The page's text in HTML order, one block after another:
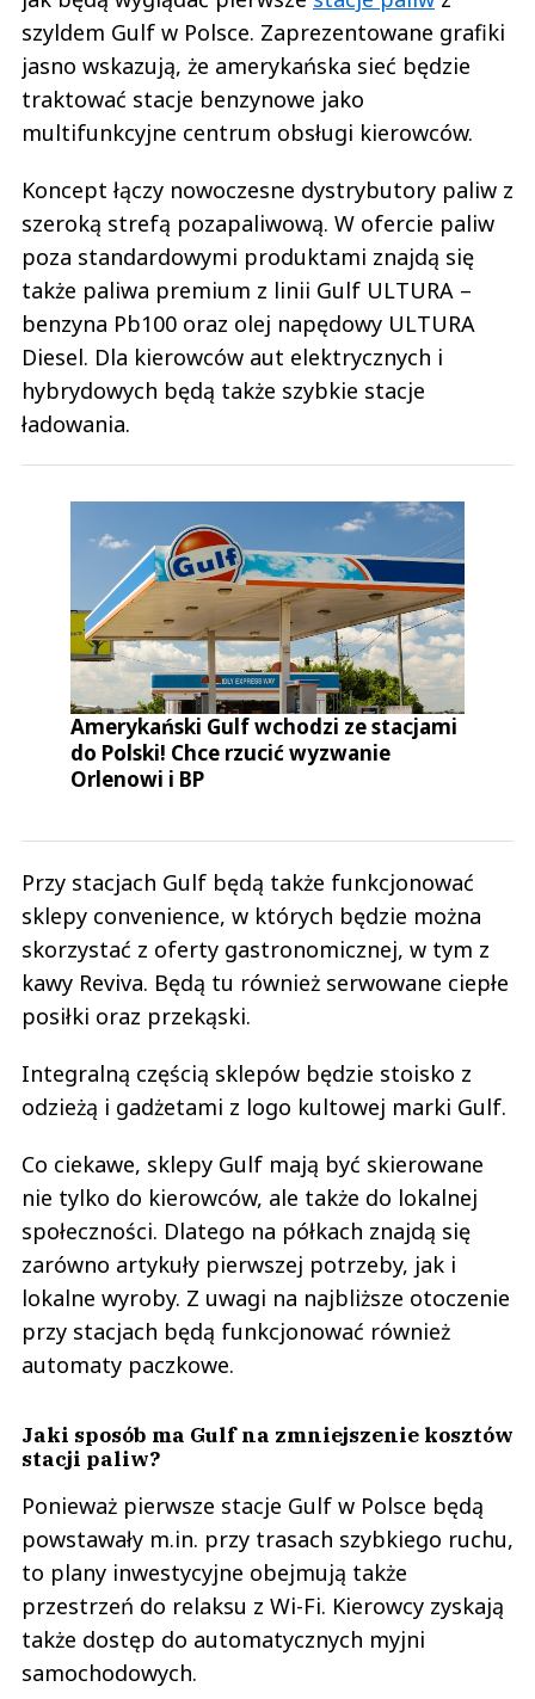
szyldem Gulf w Polsce. Zaprezentowane grafiki
jasno wskazują, że amerykańska sieć będzie
traktować stacje benzynowe jako
multifunkcyjne centrum obsługi kierowców.
Koncept łączy nowoczesne dystrybutory paliw z
szeroką strefą pozapaliwową. W ofercie paliw
poza standardowymi produktami znajdą się
także paliwa premium z linii Gulf ULTURA –
benzyna Pb100 oraz olej napędowy ULTURA
Diesel. Dla kierowców aut elektrycznych i
hybrydowych będą także szybkie stacje
ładowania.
Amerykański Gulf wchodzi ze stacjami
do Polski! Chce rzucić wyzwanie
Orlenowi i BP
Przy stacjach Gulf będą także funkcjonować
sklepy convenience, w których będzie można
skorzystać z oferty gastronomicznej, w tym z
kawy Reviva. Będą tu również serwowane ciepłe
posiłki oraz przekąski.
Integralną częścią sklepów będzie stoisko z
odzieżą i gadżetami z logo kultowej marki Gulf.
Co ciekawe, sklepy Gulf mają być skierowane
nie tylko do kierowców, ale także do lokalnej
społeczności. Dlatego na półkach znajdą się
zarówno artykuły pierwszej potrzeby, jak i
lokalne wyroby. Z uwagi na najbliższe otoczenie
przy stacjach będą funkcjonować również
automaty paczkowe.
Jaki sposób ma Gulf na zmniejszenie kosztów
stacji paliw?
Ponieważ pierwsze stacje Gulf w Polsce będą
powstawały m.in. przy trasach szybkiego ruchu,
to plany inwestycyjne obejmują także
przestrzeń do relaksu z Wi-Fi. Kierowcy zyskają
także dostęp do automatycznych myjni
samochodowych.